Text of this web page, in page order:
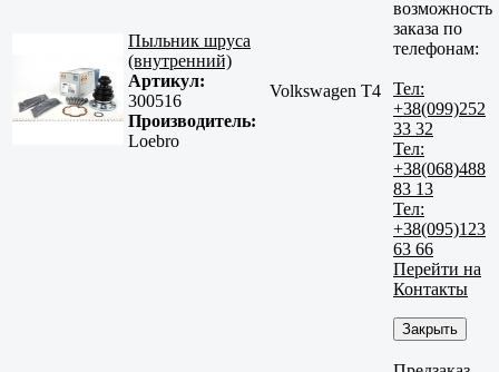
Пыльник шруса
(внутренний)
Артикул:
300516
Производитель:
Loebro
Volkswagen T4
возможность
заказа по
телефонам:
Тел:
+38(099)252
33 32
Тел:
+38(068)488
83 13
Тел:
+38(095)123
63 66
Перейти на
Контакты
Закрыть